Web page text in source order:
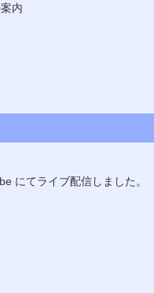
内
にてライブ配信しました。